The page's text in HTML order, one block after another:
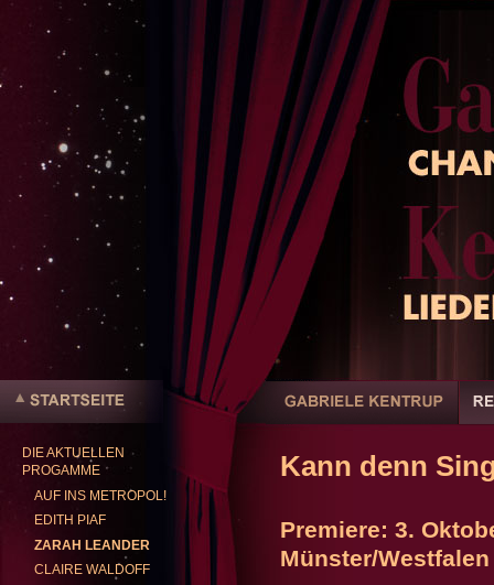
Benutzerspezifische
Direkt
zum
Inhalt
Sektionen
GABRIELE KENTRUP
Startseite
DIE AKTUELLEN
PROGAMME
AUF INS METROPOL!
EDITH PIAF
ZARAH LEANDER
CLAIRE WALDOFF
Kann denn
Premiere: 3.
Münster/Westfalen